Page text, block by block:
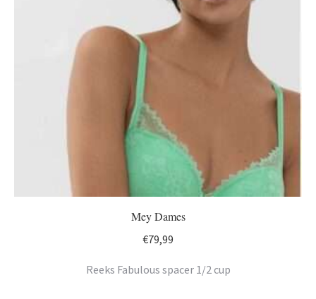
Mey Dames
€79,99
Reeks Fabulous spacer 1/2 cup